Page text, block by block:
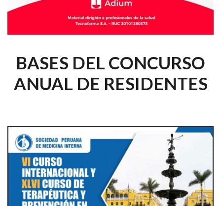
BASES DEL CONCURSO
ANUAL DE RESIDENTES